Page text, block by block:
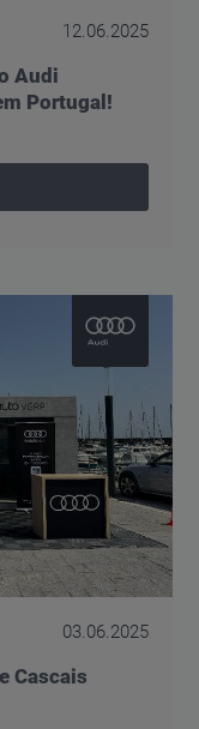
12.06.2025
Audi
Portugal!
03.06.2025
Cascais